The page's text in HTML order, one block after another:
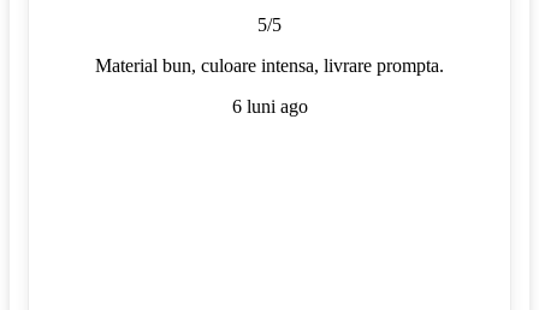
5/5
Material bun, culoare intensa, livrare prompta.
6 luni ago